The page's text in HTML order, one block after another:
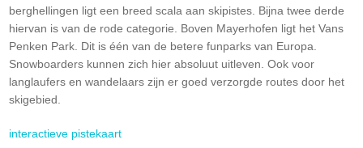
berghellingen ligt een breed scala aan skipistes. Bijna twee derde
hiervan is van de rode categorie. Boven Mayerhofen ligt het Vans
Penken Park. Dit is één van de betere funparks van Europa.
Snowboarders kunnen zich hier absoluut uitleven. Ook voor
langlaufers en wandelaars zijn er goed verzorgde routes door het
skigebied.
interactieve pistekaart